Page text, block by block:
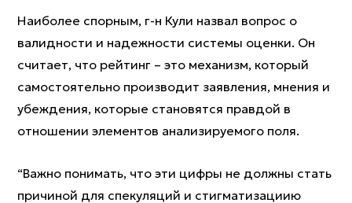
Наиболее спорным, г-н Кули назвал вопрос о
валидности и надежности системы оценки. Он
считает, что рейтинг – это механизм, который
самостоятельно производит заявления, мнения и
убеждения, которые становятся правдой в
отношении элементов анализируемого поля.
“Важно понимать, что эти цифры не должны стать
причиной для спекуляций и стигматизациию